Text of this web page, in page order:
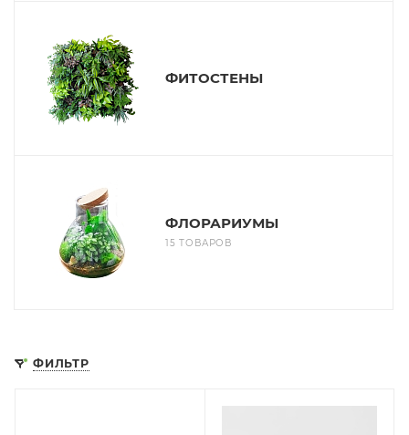
ФИТОСТЕНЫ
ФЛОРАРИУМЫ
15 ТОВАРОВ
ФИЛЬТР